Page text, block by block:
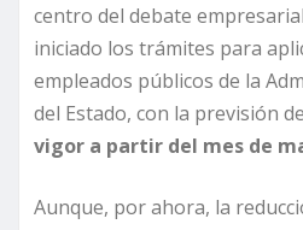
centro del debate
iniciado los trámites para
empleados públicos de la
del Estado, con la previsión
vigor a partir del mes de
Aunque, por ahora, la